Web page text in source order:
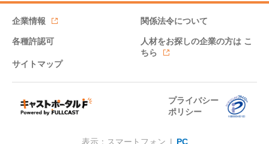
企業情報 関係法令について
各種許認可 人材をお探しの企業の方は こ
ちら
サイトマップ
プライバシー
ポリシー
表示：スマートフォン | PC